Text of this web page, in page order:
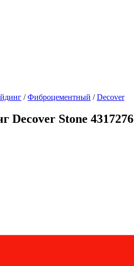
/ Фиброцементный / Decover
Decover Stone 4317276